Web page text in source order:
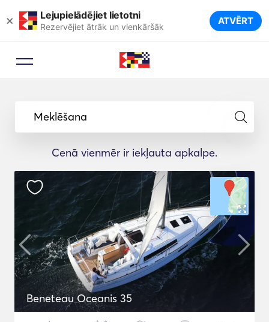
× Lejupielādējiet lietotni
Rezervējiet ātrāk un vienkāršāk ATVĒRT
Meklēšana
Cenā vienmēr ir iekļauta apkalpe.
Beneteau Oceanis 35